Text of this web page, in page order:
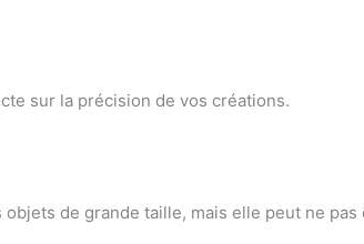
sur la précision de vos créations.
de grande taille, mais elle peut ne